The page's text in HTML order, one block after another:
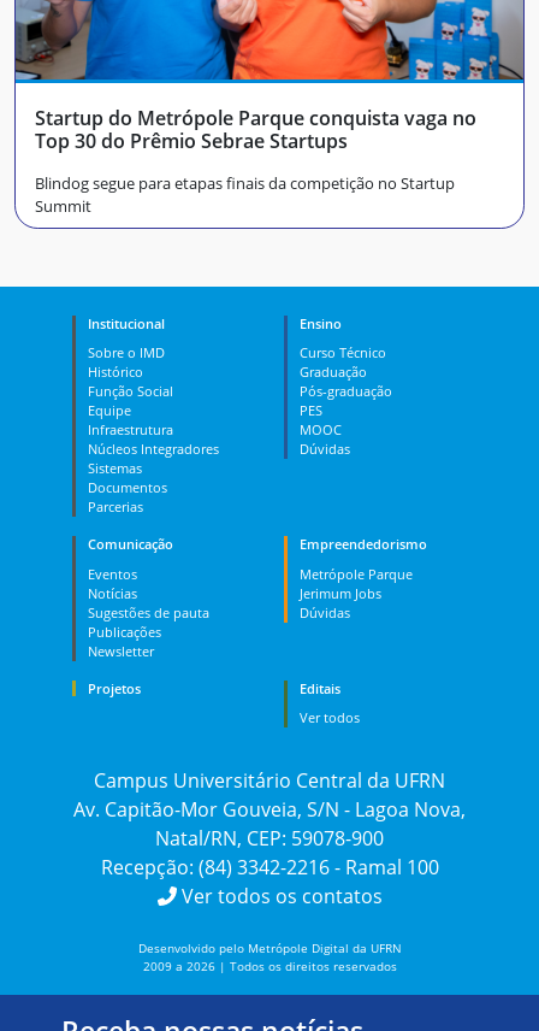
Startup do Metrópole Parque conquista vaga no
Top 30 do Prêmio Sebrae Startups
Blindog segue para etapas finais da competição no Startup
Summit
Institucional
Sobre o IMD
Histórico
Função Social
Equipe
Infraestrutura
Núcleos Integradores
Sistemas
Documentos
Parcerias
Ensino
Curso Técnico
Graduação
Pós-graduação
PES
MOOC
Dúvidas
Comunicação
Eventos
Notícias
Sugestões de pauta
Publicações
Newsletter
Empreendedorismo
Metrópole Parque
Jerimum Jobs
Dúvidas
Projetos
Editais
Ver todos
Campus Universitário Central da UFRN
Av. Capitão-Mor Gouveia, S/N - Lagoa Nova,
Natal/RN, CEP: 59078-900
Recepção: (84) 3342-2216 - Ramal 100
Ver todos os contatos
Desenvolvido pelo Metrópole Digital da UFRN
2009 a 2026 | Todos os direitos reservados